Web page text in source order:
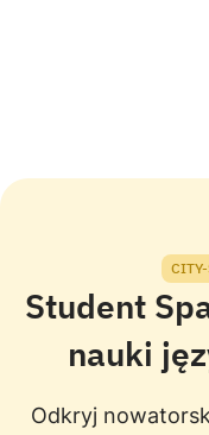
Student
nauki
Odkryj